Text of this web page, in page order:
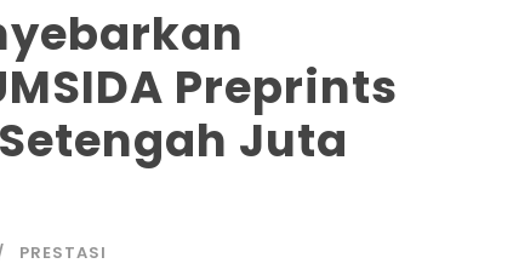
Preprints
Juta
PRESTASI